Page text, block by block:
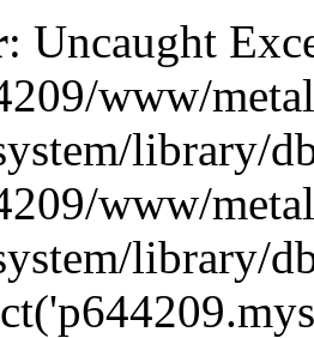
: Uncaught
www/
library/
www/
library/